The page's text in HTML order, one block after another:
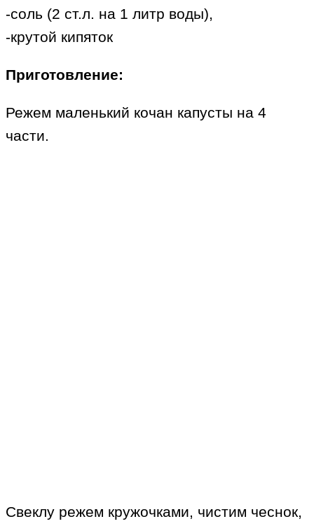
-соль (2 ст.л. на 1 литр воды),
-крутой кипяток
Приготовление:
Режем маленький кочан капусты на 4
части.
Свеклу режем кружочками, чистим чеснок,